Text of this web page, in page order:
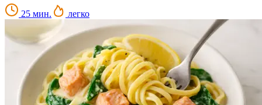
25 мин. легко